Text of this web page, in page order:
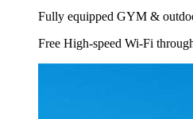
Fully equipped GYM &
Free High-speed Wi-Fi